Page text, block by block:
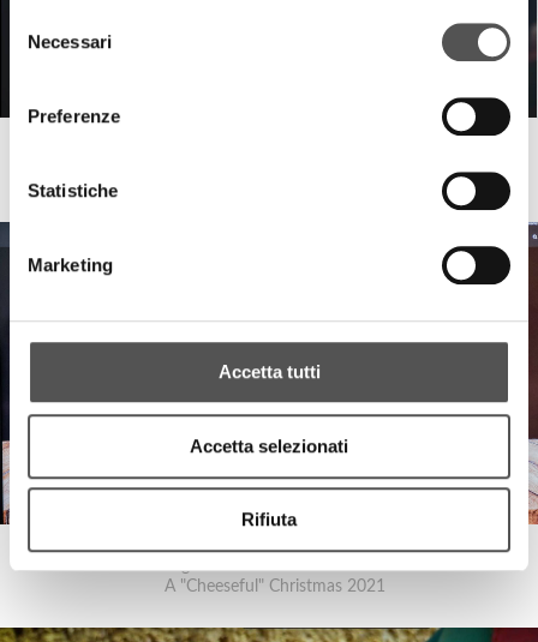
delNecessari
Preferenze
Statistiche
Marketing
Accetta tutti
Accetta selezionati
Rifiuta
A "Cheeseful" Christmas 2021